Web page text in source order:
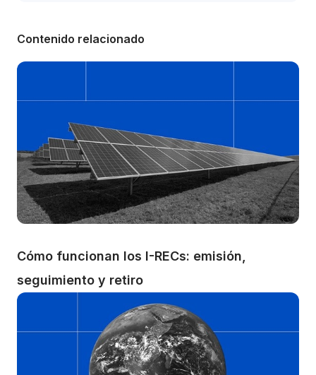
Contenido relacionado
Cómo funcionan los I-RECs: emisión,
seguimiento y retiro